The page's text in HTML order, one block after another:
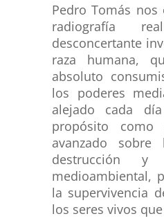
Pedro Tomás
radiografía
desconcertante
raza humana,
absoluto
los poderes
alejado cada
propósito como
avanzado
destrucción y
medioambiental,
la supervivencia
los seres vivos